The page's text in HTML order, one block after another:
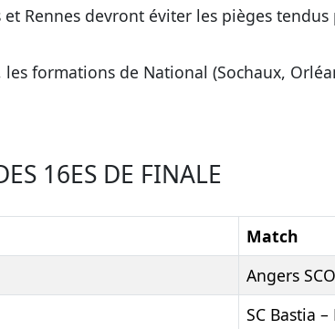
Rennes devront éviter les pièges
formations de National (Sochaux,
16ES DE FINALE
Match
Angers
SC Bastia –